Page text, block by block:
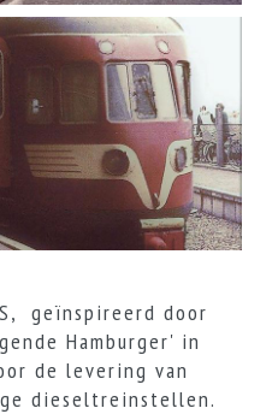
geïnspireerd door
Hamburger' in
de levering van
dieseltreinstellen.